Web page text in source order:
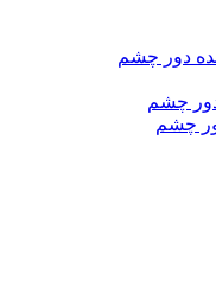
دور چشم
چشم
چشم